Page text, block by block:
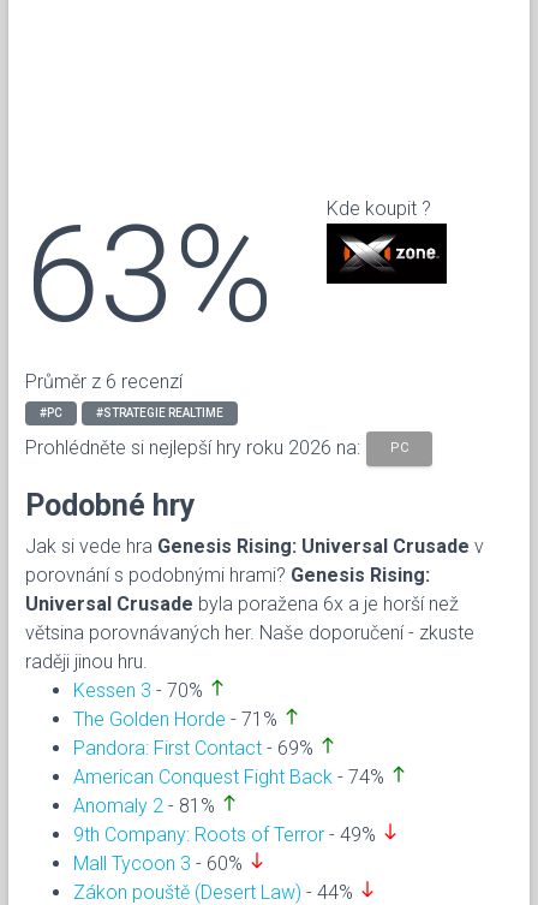
63%
Průměr z 6 recenzí
Kde koupit ?
#PC #STRATEGIE REALTIME
Prohlédněte si nejlepší hry roku 2026 na: PC
Podobné hry
Jak si vede hra Genesis Rising: Universal Crusade v
porovnání s podobnými hrami? Genesis Rising:
Universal Crusade byla poražena 6x a je horší než
větsina porovnávaných her. Naše doporučení - zkuste
raději jinou hru.
Kessen 3 - 70% north
The Golden Horde - 71% north
Pandora: First Contact - 69% north
American Conquest Fight Back - 74% north
Anomaly 2 - 81% north
9th Company: Roots of Terror - 49% south
Mall Tycoon 3 - 60% south
Zákon pouště (Desert Law) - 44% south